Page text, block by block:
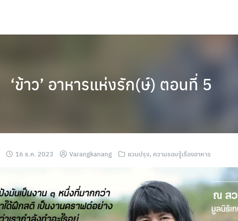
‘ข้าว’ อาหารแห่งรัก(ษ์) ตอนที่ 5
16 ธ.ค. 2023 Varangkanang ชวนปรุง, ความรอบรู้เรื่องอาหาร